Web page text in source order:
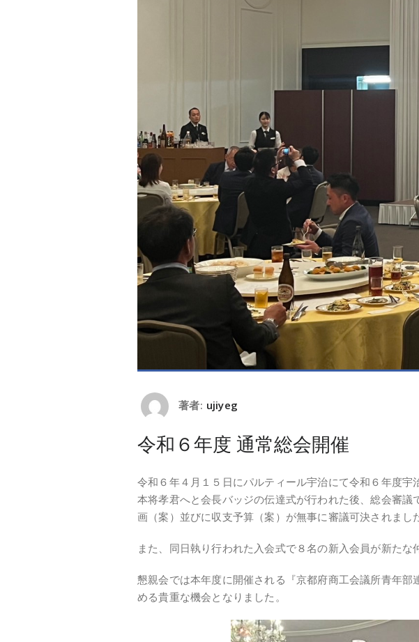
著者: ujiyeg
令和６年度 通常総会開催
令和６年４月１５日にパルティール宇治にて令和６年度
本将孝君へと会長バッジの伝達式が行われた後、総会審
画（案）並びに収支予算（案）が無事に審議可決されまし
また、同日執り行われた入会式で８名の新入会員が新た
懇親会では本年度に開催される『京都府商工会議所青年
める貴重な機会となりました。